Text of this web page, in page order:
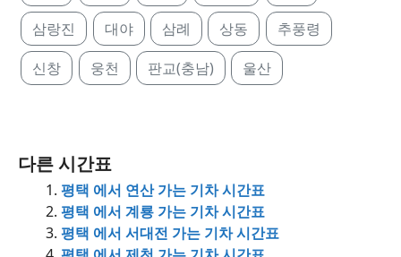
삼랑진 대야 삼례 상동 추풍령
신창 웅천 판교(충남) 울산
다른 시간표
평택 에서 연산 가는 기차 시간표
평택 에서 계룡 가는 기차 시간표
평택 에서 서대전 가는 기차 시간표